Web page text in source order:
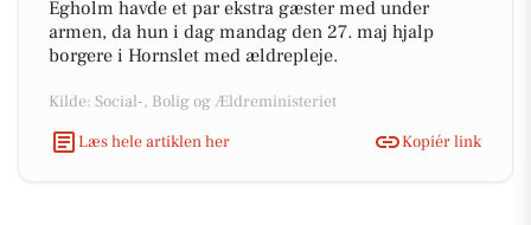
Egholm havde et par ekstra gæster med under
armen, da hun i dag mandag den 27. maj hjalp
borgere i Hornslet med ældrepleje.
Kilde: Social-, Bolig og Ældreministeriet
Læs hele artiklen her
Kopiér link